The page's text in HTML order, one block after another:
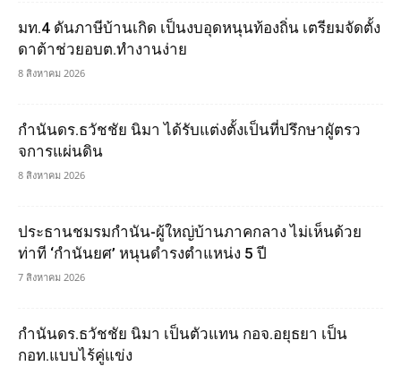
มท.4 ดันภาษีบ้านเกิด เป็นงบอุดหนุนท้องถิ่น เตรียมจัดตั้ง
ดาต้าช่วยอบต.ทำงานง่าย
8 สิงหาคม 2026
กำนันดร.ธวัชชัย นิมา ได้รับแต่งตั้งเป็นที่ปรึกษาผูัตรว
จการแผ่นดิน
8 สิงหาคม 2026
ประธานชมรมกำนัน-ผู้ใหญ่บ้านภาคกลาง ไม่เห็นด้วย
ท่าที ‘กำนันยศ’ หนุนดำรงตำแหน่ง 5 ปี
7 สิงหาคม 2026
กำนันดร.ธวัชชัย นิมา เป็นตัวแทน กอจ.อยุธยา เป็น
กอท.แบบไร้คู่แข่ง